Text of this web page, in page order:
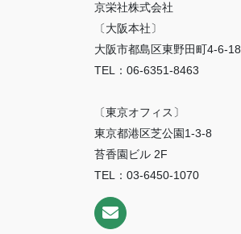
京栄社株式会社
〔大阪本社〕
大阪市都島区東野田町4-6-18
TEL：06-6351-8463
〔東京オフィス〕
東京都港区芝公園1-3-8
苔香園ビル 2F
TEL：03-6450-1070